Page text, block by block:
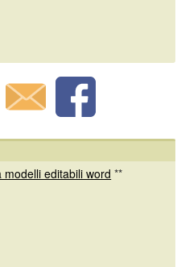
editabili word **